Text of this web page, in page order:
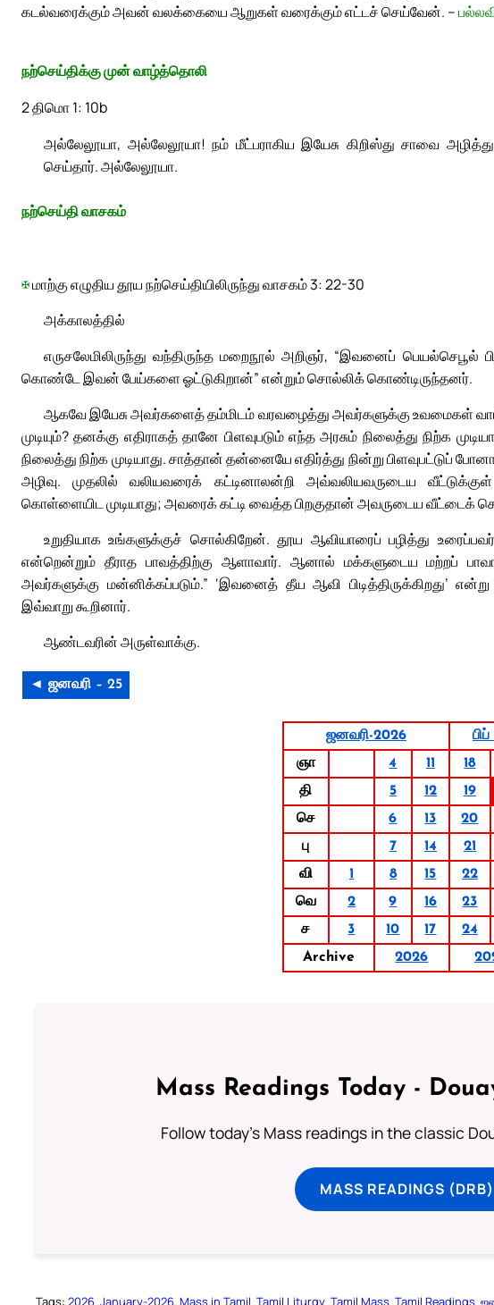
கடல்வரைக்கும் அவன் வலக்கையை ஆறுகள் வரைக்கும் எட்டச் செய்வேன். –
நற்செய்திக்கு முன் வாழ்த்தொலி
2 திமொ 1: 10b
அல்லேலூயா, அல்லேலூயா! நம் மீட்பராகிய இயேசு கிறிஸ்து சாவை
செய்தார். அல்லேலூயா.
நற்செய்தி வாசகம்
✠மாற்கு எழுதிய தூய நற்செய்தியிலிருந்து வாசகம் 3: 22-30
அக்காலத்தில்
எருசலேமிலிருந்து வந்திருந்த மறைநூல் அறிஞர், “இவனைப் பெயல்செபூல்
கொண்டே இவன் பேய்களை ஓட்டுகிறான்” என்றும் சொல்லிக் கொண்டிருந்தனர்.
ஆகவே இயேசு அவர்களைத் தம்மிடம் வரவழைத்து அவர்களுக்கு உவமைகள்
முடியும்? தனக்கு எதிராகத் தானே பிளவுபடும் எந்த அரசும் நிலைத்து நிற்க
நிலைத்து நிற்க முடியாது. சாத்தான் தன்னையே எதிர்த்து நின்று பிளவுபட்டுப்
அழிவு. முதலில் வலியவரைக் கட்டினாலன்றி அவ்வலியவருடைய
கொள்ளையிட முடியாது; அவரைக் கட்டி வைத்த பிறகுதான் அவருடைய வீட்டைக்
உறுதியாக உங்களுக்குச் சொல்கிறேன். தூய ஆவியாரைப் பழித்து
என்றென்றும் தீராத பாவத்திற்கு ஆளாவார். ஆனால் மக்களுடைய மற்றப்
அவர்களுக்கு மன்னிக்கப்படும்.” ‘இவனைத் தீய ஆவி பிடித்திருக்கிறது’
இவ்வாறு கூறினார்.
ஆண்டவரின் அருள்வாக்கு.
◄ ஜனவரி – 25
ஜனவரி-2026
ஞா
4 11 18
தி
5 12 19
செ
6 13 20
பு
7 14 21
வி
1 8 15 22
வெ
2 9 16 23
ச
3 10 17 24
Archive
2026
Mass Readings Today -
Follow today's Mass readings in the classic
MASS READINGS (DRB)